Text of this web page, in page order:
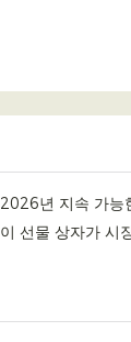
2026년 지속 가능
이 선물 상자가 시